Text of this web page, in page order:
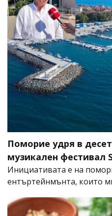
Поморие удря в
музикален фестивал
Инициативата е на
ентъртейнмънта, които